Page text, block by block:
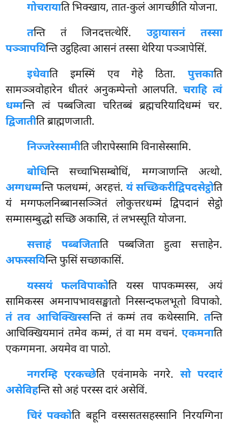
गोचरायाति भिक्खाय, तात-कुलं आगच्छीति योजना.
तन्ति तं जिनदत्तत्थेरिं.उट्ठायासनं तस्सा
पञ्ञापयिन्ति उट्ठहित्वा आसनं तस्सा थेरिया पञ्ञापेसिं.
इधेवाति इमस्मिं एव गेहे ठिता. पुत्तकाति
सामञ्ञवोहारेन धीतरं अनुकम्पेन्तो आलपति.चराहि त्वं
धम्मन्ति त्वं पब्बजित्वा चरितब्बं ब्रह्मचरियादिधम्मं चर.
द्विजातीति ब्राह्मणजाती.
निज्जरेस्सामीति जीरापेस्सामि विनासेस्सामि.
बोधिन्ति सच्चाभिसम्बोधिं, मग्गञाणन्ति अत्थो.
अग्गधम्मन्ति फलधम्मं, अरहत्तं. यं सच्छिकरीद्विपदसेट्ठोति
यं मग्गफलनिब्बानसञ्ञितं लोकुत्तरधम्मं द्विपदानं सेट्ठो
सम्मासम्बुद्धो सच्छि अकासि, तं लभस्सूति योजना.
सत्ताहं पब्बजिताति पब्बजिता हुत्वा सत्ताहेन.
अफस्सयिन्ति फुसिं सच्छाकासिं.
यस्सयं फलविपाकोति यस्स पापकम्मस्स, अयं
सामिकस्स अमनापभावसङ्खातो निस्सन्दफलभूतो विपाको.
तं तव आचिक्खिस्सन्ति तं कम्मं तव कथेस्सामि. तन्ति
आचिक्खियमानं तमेव कम्मं, तं वा मम वचनं. एकमनाति
एकग्गमना. अयमेव वा पाठो.
नगरम्हि एरकच्छेति एवंनामके नगरे. सो परदारं
असेविहन्ति सो अहं परस्स दारं असेविं.
चिरं पक्कोति बहूनि वस्ससतसहस्सानि निरयग्गिना